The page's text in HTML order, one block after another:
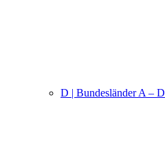
D | Bundesländer A – D